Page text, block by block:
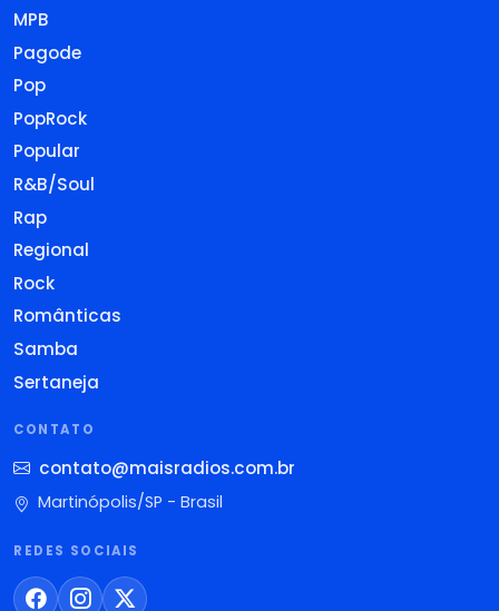
MPB
Pagode
Pop
PopRock
Popular
R&B/Soul
Rap
Regional
Rock
Românticas
Samba
Sertaneja
CONTATO
contato@maisradios.com.br
Martinópolis/SP - Brasil
REDES SOCIAIS